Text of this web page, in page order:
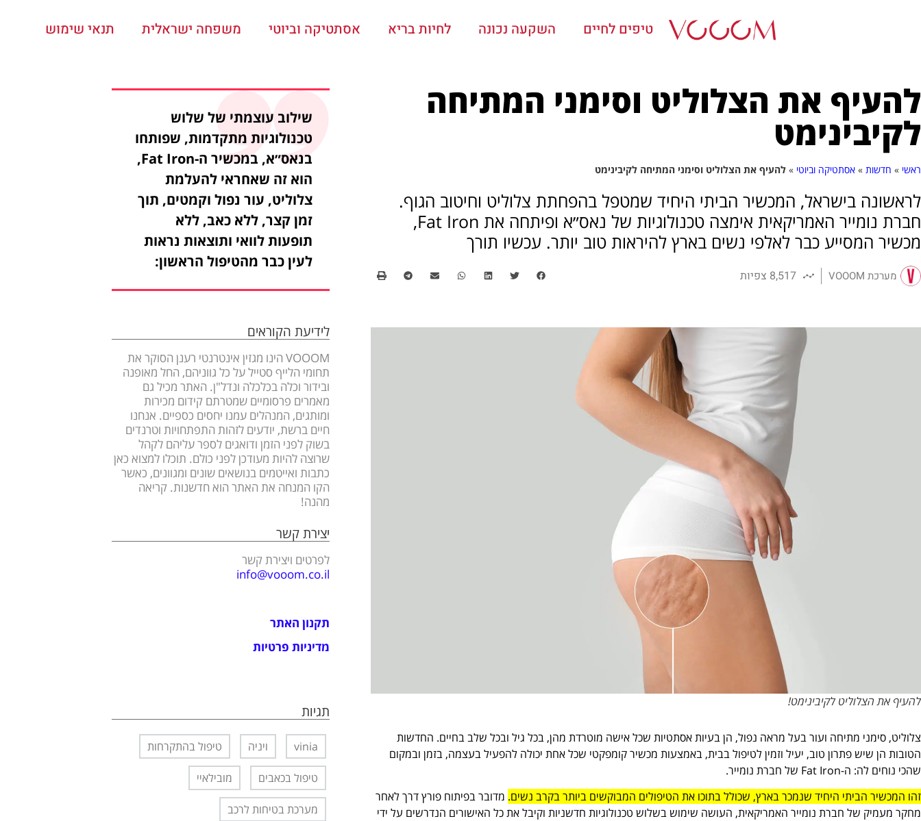
טיפים לחיים השקעה נכונה לחיות בריא אסתטיקה וביוטי משפחה ישראלית תנאי שימוש
להעיף את הצלוליט וסימני המתיחה
לקיבינימט
ראשי » חדשות » אסתטיקה וביוטי » להעיף את הצלוליט וסימני המתיחה לקיבינימט
לראשונה בישראל, המכשיר הביתי היחיד שמטפל בהפחתת צלוליט וחיטוב הגוף.
חברת נומייר האמריקאית אימצה טכנולוגיות של נאס״א ופיתחה את Fat Iron,
מכשיר המסייע כבר לאלפי נשים בארץ להיראות טוב יותר. עכשיו תורך
מערכת VOOOM 8,517 צפיות
להעיף את הצלוליט לקיבינימט!
צלוליט, סימני מתיחה ועור בעל מראה נפול, הן בעיות אסתטיות שכל אישה מוטרדת מהן, בכל גיל ובכל שלב בחיים. החדשות
הטובות הן שיש פתרון טוב, יעיל וזמין לטיפול בבית, באמצעות מכשיר קומפקטי שכל אחת יכולה להפעיל בעצמה, בזמן ובמקום
שהכי נוחים לה: ה-Fat Iron של חברת נומייר.
זהו המכשיר הביתי היחיד שנמכר בארץ, שכולל בתוכו את הטיפולים המבוקשים ביותר בקרב נשים. מדובר בפיתוח פורץ דרך לאחר
מחקר מעמיק של חברת נומייר האמריקאית, העושה שימוש בשלוש טכנולוגיות חדשניות וקיבל את כל האישורים הנדרשים על ידי
שילוב עוצמתי של שלוש
טכנולוגיות מתקדמות, שפותחו
בנאס״א, במכשיר ה-Fat Iron,
הוא זה שאחראי להעלמת
צלוליט, עור נפול וקמטים, תוך
זמן קצר, ללא כאב, ללא
תופעות לוואי ותוצאות נראות
לעין כבר מהטיפול הראשון:
לידיעת הקוראים
VOOOM הינו מגזין אינטרנטי רענן הסוקר את
תחומי הלייף סטייל על כל גווניהם, החל מאופנה
ובידור וכלה בכלכלה ונדל"ן. האתר מכיל גם
מאמרים פרסומיים שמטרתם קידום מכירות
ומותגים, המנהלים עמנו יחסים כספיים. אנחנו
חיים ברשת, יודעים לזהות התפתחויות וטרנדים
בשוק לפני הזמן ודואגים לספר עליהם לקהל
שרוצה להיות מעודכן לפני כולם. תוכלו למצוא כאן
כתבות ואייטמים בנושאים שונים ומגוונים, כאשר
הקו המנחה את האתר הוא חדשנות. קריאה
מהנה!
יצירת קשר
לפרטים ויצירת קשר
info@vooom.co.il
תקנון האתר
מדיניות פרטיות
תגיות
vinia ויניה טיפול בהתקרחות
טיפול בכאבים מובילאיי
מערכת בטיחות לרכב